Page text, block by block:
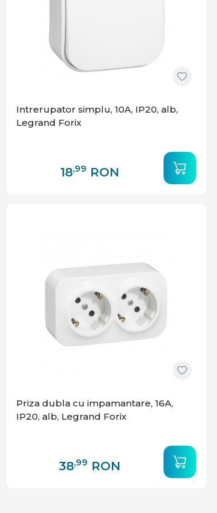
Intrerupator simplu, 10A, IP20, alb,
Legrand Forix
18,99 RON
Priza dubla cu impamantare, 16A,
IP20, alb, Legrand Forix
38,99 RON